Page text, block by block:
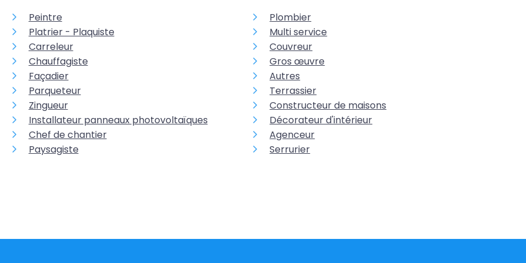
Peintre
Plombier
Platrier - Plaquiste
Multi service
Carreleur
Couvreur
Chauffagiste
Gros œuvre
Façadier
Autres
Parqueteur
Terrassier
Zingueur
Constructeur de maisons
Installateur panneaux photovoltaïques
Décorateur d'intérieur
Chef de chantier
Agenceur
Paysagiste
Serrurier